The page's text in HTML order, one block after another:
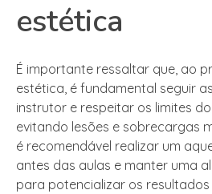
estética
É importante ressaltar que, ao
estética, é fundamental seguir
instrutor e respeitar os limites
evitando lesões e sobrecargas
é recomendável realizar um
antes das aulas e manter uma
para potencializar os